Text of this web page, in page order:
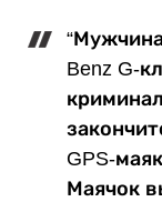
Benz G-
GPS-
Маячок